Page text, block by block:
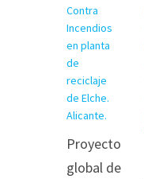
Proyecto
global de